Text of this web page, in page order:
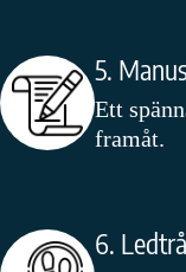
5. Manus
Ett
framåt.
6.